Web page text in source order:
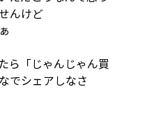
んけど
ら「じゃんじゃん買
でシェアしなさ